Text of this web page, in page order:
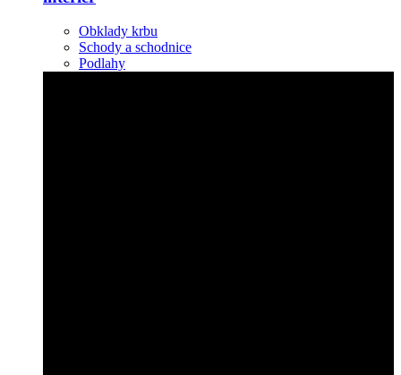
Obklady krbu
Schody a schodnice
Podlahy